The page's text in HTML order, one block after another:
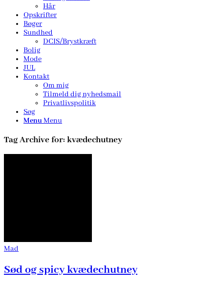
Hår
Opskrifter
Bøger
Sundhed
DCIS/Brystkræft
Bolig
Mode
JUL
Kontakt
Om mig
Tilmeld dig nyhedsmail
Privatlivspolitik
Søg
MenuMenu
Tag Archive for: kvædechutney
Mad
Sød og spicy kvædechutney